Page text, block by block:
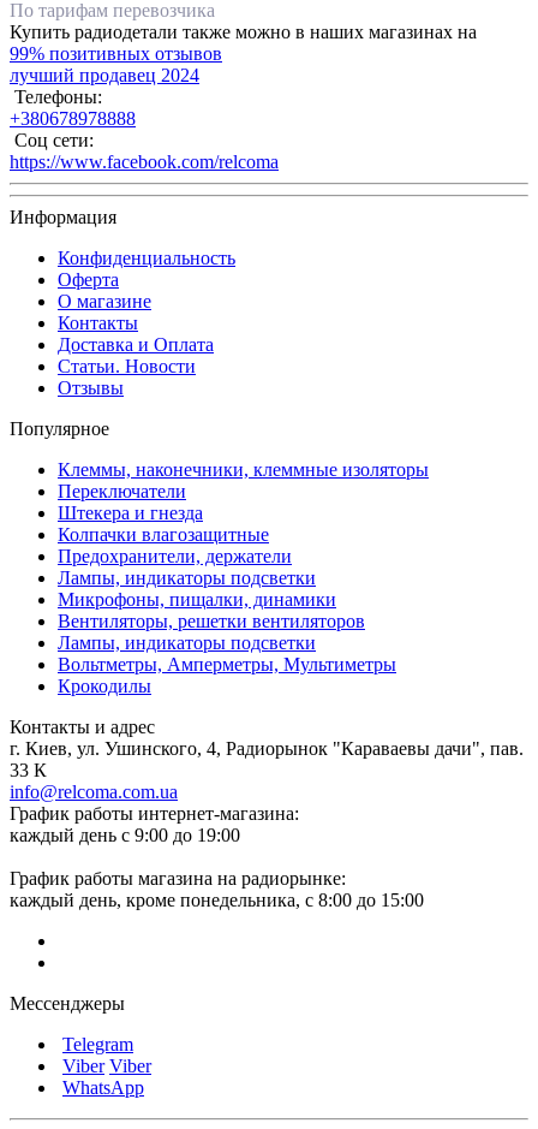
По тарифам перевозчика
Купить радиодетали также можно в наших магазинах на
99% позитивных отзывов
лучший продавец 2024
Телефоны:
+380678978888
Соц сети:
https://www.facebook.com/relcoma
Информация
Конфиденциальность
Оферта
О магазине
Контакты
Доставка и Оплата
Статьи. Новости
Отзывы
Популярное
Клеммы, наконечники, клеммные изоляторы
Переключатели
Штекера и гнезда
Колпачки влагозащитные
Предохранители, держатели
Лампы, индикаторы подсветки
Микрофоны, пищалки, динамики
Вентиляторы, решетки вентиляторов
Лампы, индикаторы подсветки
Вольтметры, Амперметры, Мультиметры
Крокодилы
Контакты и адрес
г. Киев, ул. Ушинского, 4, Радиорынок "Караваевы дачи", пав.
33 К
info@relcoma.com.ua
График работы интернет-магазина:
каждый день с 9:00 до 19:00
График работы магазина на радиорынке:
каждый день, кроме понедельника, с 8:00 до 15:00
Мессенджеры
Telegram
Viber Viber
WhatsApp